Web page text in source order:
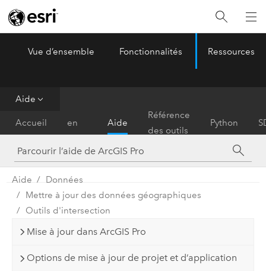
ArcGIS Pro
Vue d’ensemble Fonctionnalités Ressources
Aide
Accueil
en
main
Aide
Référence
des outils
Python
Aide
Données
Mettre à jour des données géographiques
Outils d'intersection
Mise à jour dans ArcGIS Pro
Options de mise à jour de projet et d’application